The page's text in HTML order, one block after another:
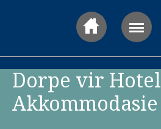
Dorpe vir Hotel
Akkommodasie